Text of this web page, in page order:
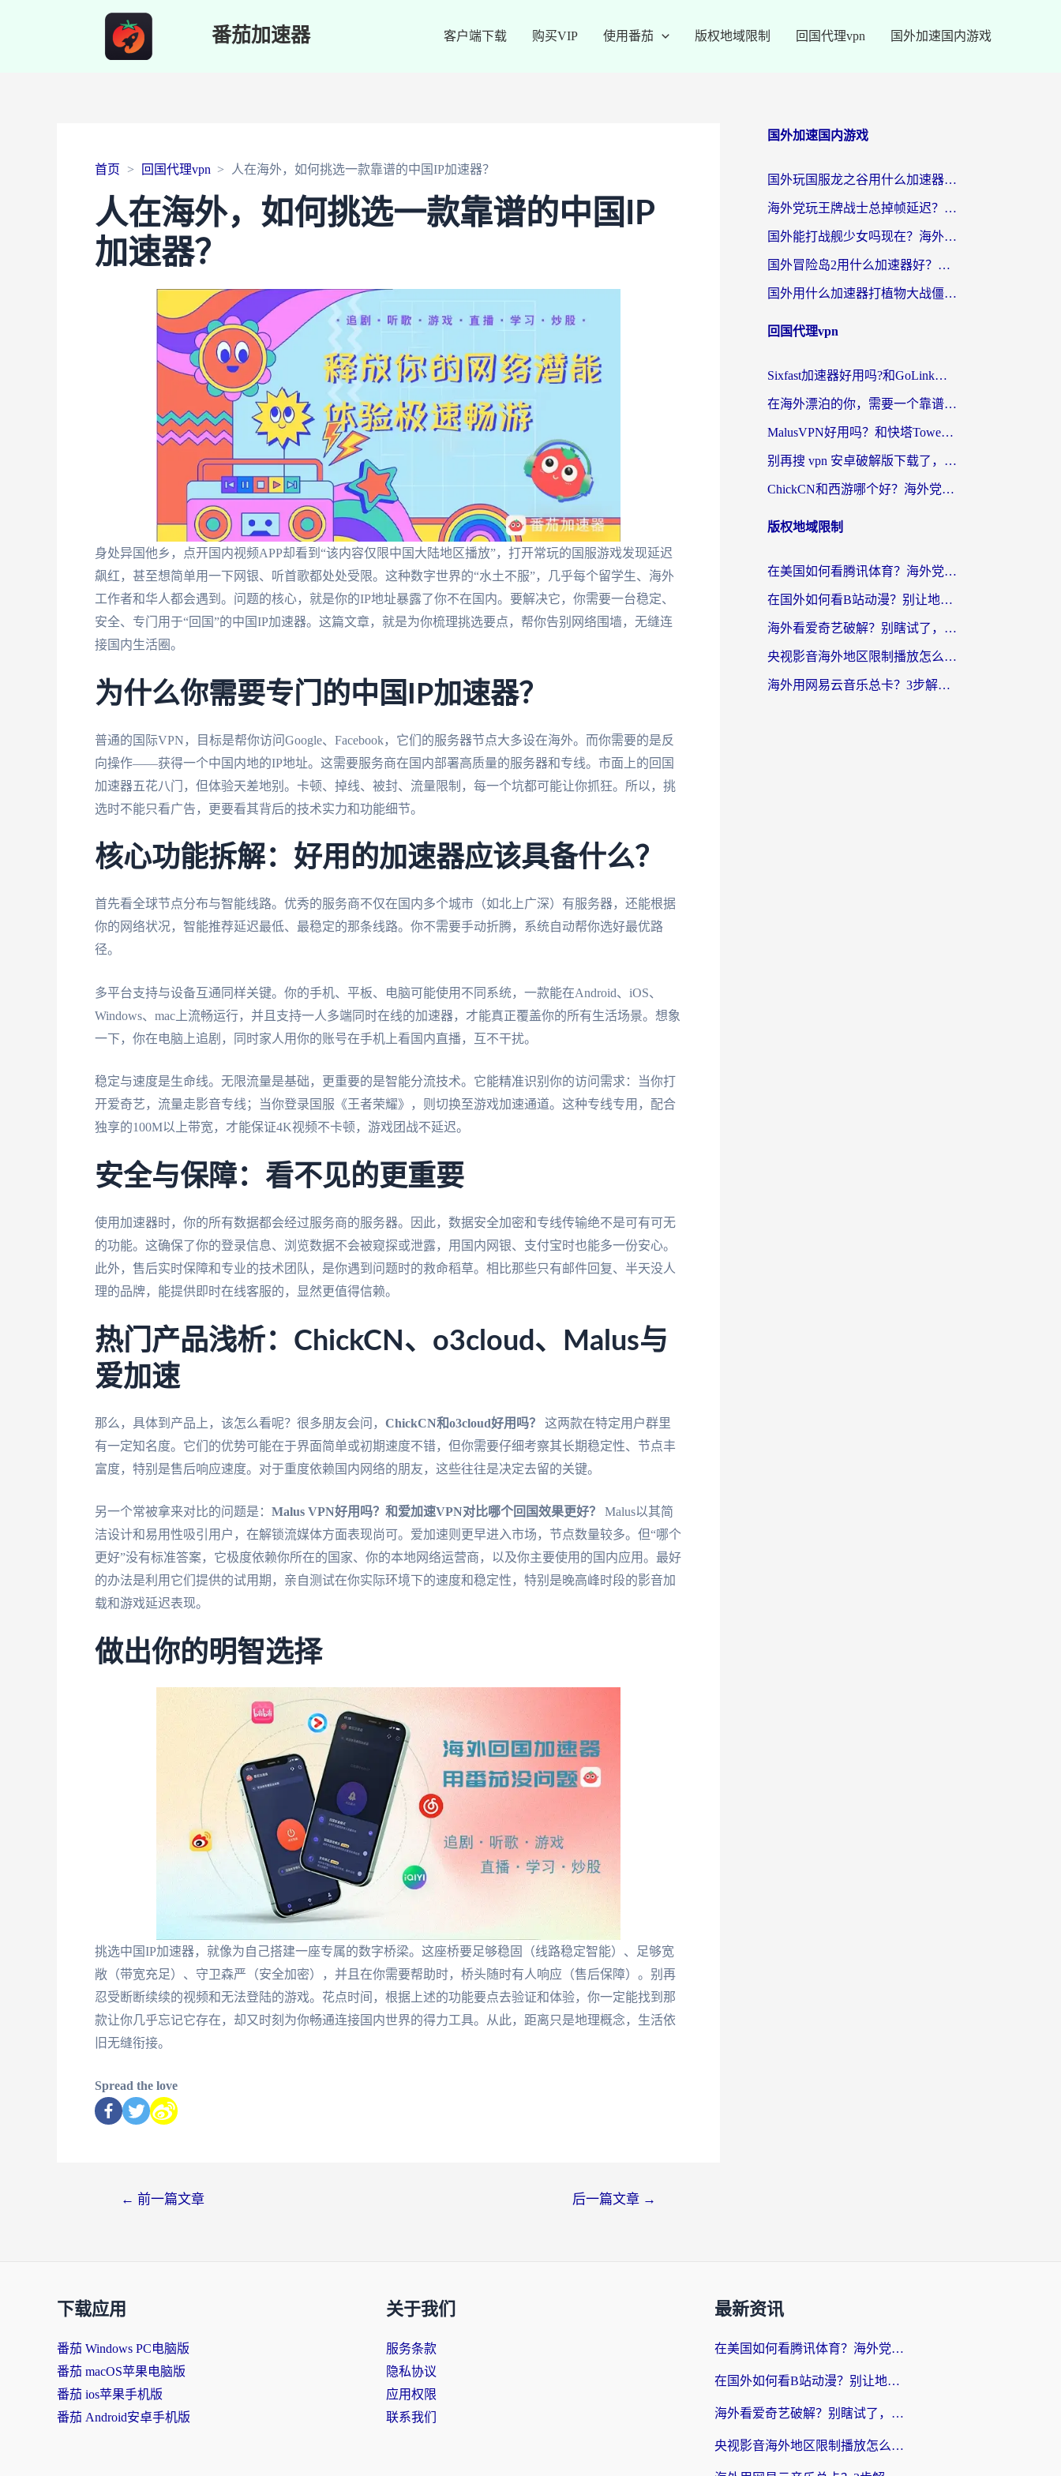
番茄加速器 客户端下载 购买VIP 使用番茄 版权地域限制 回国代理vpn 国外加速国内游戏
首页 回国代理vpn 人在海外，如何挑选一款靠谱的中国IP加速器？
人在海外，如何挑选一款靠谱的中国IP
加速器？
身处异国他乡，点开国内视频APP却看到“该内容仅限中国大陆地区播放”，打开常玩的国服游戏发现延迟
飙红，甚至想简单用一下网银、听首歌都处处受限。这种数字世界的“水土不服”，几乎每个留学生、海外
工作者和华人都会遇到。问题的核心，就是你的IP地址暴露了你不在国内。要解决它，你需要一台稳定、
安全、专门用于“回国”的中国IP加速器。这篇文章，就是为你梳理挑选要点，帮你告别网络围墙，无缝连
接国内生活圈。
为什么你需要专门的中国IP加速器？
普通的国际VPN，目标是帮你访问Google、Facebook，它们的服务器节点大多设在海外。而你需要的是反
向操作——获得一个中国内地的IP地址。这需要服务商在国内部署高质量的服务器和专线。市面上的回国
加速器五花八门，但体验天差地别。卡顿、掉线、被封、流量限制，每一个坑都可能让你抓狂。所以，挑
选时不能只看广告，更要看其背后的技术实力和功能细节。
核心功能拆解：好用的加速器应该具备什么？
首先看全球节点分布与智能线路。优秀的服务商不仅在国内多个城市（如北上广深）有服务器，还能根据
你的网络状况，智能推荐延迟最低、最稳定的那条线路。你不需要手动折腾，系统自动帮你选好最优路
径。
多平台支持与设备互通同样关键。你的手机、平板、电脑可能使用不同系统，一款能在Android、iOS、
Windows、mac上流畅运行，并且支持一人多端同时在线的加速器，才能真正覆盖你的所有生活场景。想象
一下，你在电脑上追剧，同时家人用你的账号在手机上看国内直播，互不干扰。
稳定与速度是生命线。无限流量是基础，更重要的是智能分流技术。它能精准识别你的访问需求：当你打
开爱奇艺，流量走影音专线；当你登录国服《王者荣耀》，则切换至游戏加速通道。这种专线专用，配合
独享的100M以上带宽，才能保证4K视频不卡顿，游戏团战不延迟。
安全与保障：看不见的更重要
使用加速器时，你的所有数据都会经过服务商的服务器。因此，数据安全加密和专线传输绝不是可有可无
的功能。这确保了你的登录信息、浏览数据不会被窥探或泄露，用国内网银、支付宝时也能多一份安心。
此外，售后实时保障和专业的技术团队，是你遇到问题时的救命稻草。相比那些只有邮件回复、半天没人
理的品牌，能提供即时在线客服的，显然更值得信赖。
热门产品浅析：ChickCN、o3cloud、Malus与
爱加速
那么，具体到产品上，该怎么看呢？很多朋友会问， ChickCN和o3cloud好用吗？
这两款在特定用户群里
有一定知名度。它们的优势可能在于界面简单或初期速度不错，但你需要仔细考察其长期稳定性、节点丰
富度，特别是售后响应速度。对于重度依赖国内网络的朋友，这些往往是决定去留的关键。
另一个常被拿来对比的问题是： Malus VPN好用吗？和爱加速VPN对比哪个回国效果更好？
Malus以其简
洁设计和易用性吸引用户，在解锁流媒体方面表现尚可。爱加速则更早进入市场，节点数量较多。但“哪个
更好”没有标准答案，它极度依赖你所在的国家、你的本地网络运营商，以及你主要使用的国内应用。最好
的办法是利用它们提供的试用期，亲自测试在你实际环境下的速度和稳定性，特别是晚高峰时段的影音加
载和游戏延迟表现。
做出你的明智选择
挑选中国IP加速器，就像为自己搭建一座专属的数字桥梁。这座桥要足够稳固（线路稳定智能）、足够宽
敞（带宽充足）、守卫森严（安全加密），并且在你需要帮助时，桥头随时有人响应（售后保障）。别再
忍受断断续续的视频和无法登陆的游戏。花点时间，根据上述的功能要点去验证和体验，你一定能找到那
款让你几乎忘记它存在，却又时刻为你畅通连接国内世界的得力工具。从此，距离只是地理概念，生活依
旧无缝衔接。
Spread the love
← 前一篇文章 后一篇文章 →
国外加速国内游戏
国外玩国服龙之谷用什么加速器最好？一份给海外游子的终极指南
海外党玩王牌战士总掉帧延迟？这份王牌战士延迟加速器终极指南救你命
国外能打战舰少女吗现在？海外玩家的国服游戏加速终极指南
国外冒险岛2用什么加速器好？海外党国服游戏畅玩全攻略（附鸣潮哈利波特加速技巧）
国外用什么加速器打植物大战僵尸好？海外党国服游戏加速终极指南
回国代理vpn
Sixfast加速器好用吗?和GoLink加速器对比哪个回国效果更好?海外党亲测实用指南
在海外漂泊的你，需要一个靠谱的“回国机场”
MalusVPN好用吗？和快塔TowerFastVPN对比哪个回国效果更好？海外党亲测实用指南
别再搜 vpn 安卓破解版下载了，海外党回国上网的正确姿势在这里
ChickCN和西游哪个好？海外党2026亲测回国加速器选择指南（附expressvpn中国对比）
版权地域限制
在美国如何看腾讯体育？海外党解锁NBA欧洲杯直播的终极攻略
在国外如何看B站动漫？别让地区限制打断你的追番节奏
海外看爱奇艺破解？别瞎试了，这才是留学生华人追剧看球的正确打开方式
央视影音海外地区限制播放怎么办？海外党亲测有效的回国加速指南
海外用网易云音乐总卡？3步解决版权限制+卡顿，还能听喜马拉雅！
下载应用
番茄 Windows PC电脑版
番茄 macOS苹果电脑版
番茄 ios苹果手机版
番茄 Android安卓手机版
关于我们
服务条款
隐私协议
应用权限
联系我们
最新资讯
在美国如何看腾讯体育？海外党解锁NBA欧洲杯直播的终极攻略
在国外如何看B站动漫？别让地区限制打断你的追番节奏
海外看爱奇艺破解？别瞎试了，这才是留学生华人追剧看球的正确打开方式
央视影音海外地区限制播放怎么办？海外党亲测有效的回国加速指南